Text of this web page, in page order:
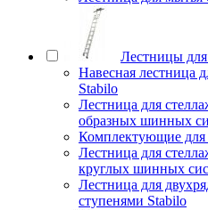
Лестницы для
Навесная лестница
Stabilo
Лестница для
образных шинных
Комплектующие для
Лестница для
круглых шинных
Лестница для
ступенями Stabilo